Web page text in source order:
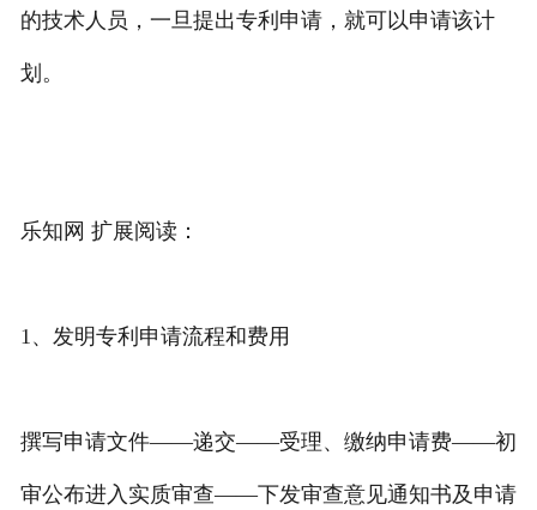
的技术人员，一旦提出专利申请，就可以申请该计
划。
乐知网 扩展阅读：
1、发明专利申请流程和费用
撰写申请文件——递交——受理、缴纳申请费——初
审公布进入实质审查——下发审查意见通知书及申请